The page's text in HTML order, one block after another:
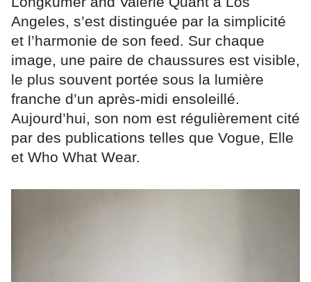
Angeles, s’est distinguée par la simplicité
et l’harmonie de son feed. Sur chaque
image, une paire de chaussures est visible,
le plus souvent portée sous la lumière
franche d’un après-midi ensoleillé.
Aujourd’hui, son nom est régulièrement cité
par des publications telles que Vogue, Elle
et Who What Wear.